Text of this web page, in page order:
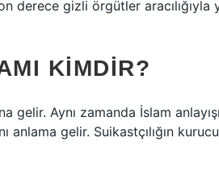
derece gizli örgütler aracılığıyla
KIMDIR?
Aynı zamanda İslam
anlama gelir. Suikastçılığın